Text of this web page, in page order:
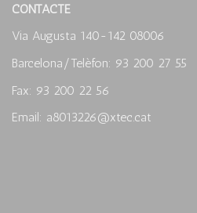
CONTACTE
Via Augusta 140-142 08006
Barcelona/Telèfon: 93 200 27 55
Fax: 93 200 22 56
Email: a8013226@xtec.cat